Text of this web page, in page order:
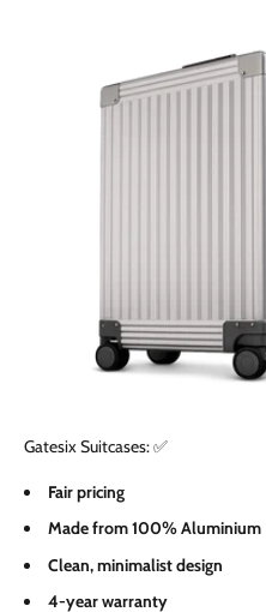
Gatesix Suitcases: ✅
Fair pricing
Made from 100% Aluminium
Clean, minimalist design
4-year warranty